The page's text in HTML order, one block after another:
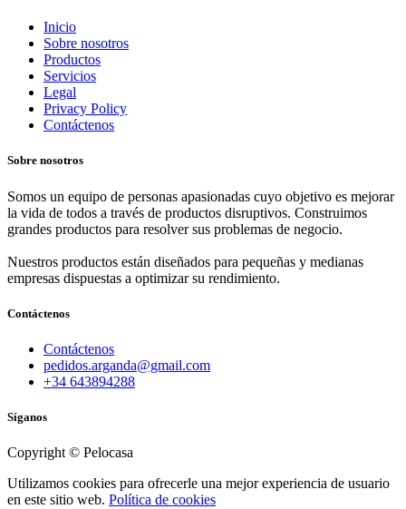
Inicio
Sobre nosotros
Productos
Servicios
Legal
Privacy Policy
Contáctenos
Sobre nosotros
Somos un equipo de personas apasionadas cuyo objetivo es mejorar
la vida de todos a través de productos disruptivos. Construimos
grandes productos para resolver sus problemas de negocio.
Nuestros productos están diseñados para pequeñas y medianas
empresas dispuestas a optimizar su rendimiento.
Contáctenos
Contáctenos
pedidos.arganda@gmail.com
+34 643894288
Síganos
Copyright © Pelocasa
Utilizamos cookies para ofrecerle una mejor experiencia de usuario
en este sitio web. Política de cookies